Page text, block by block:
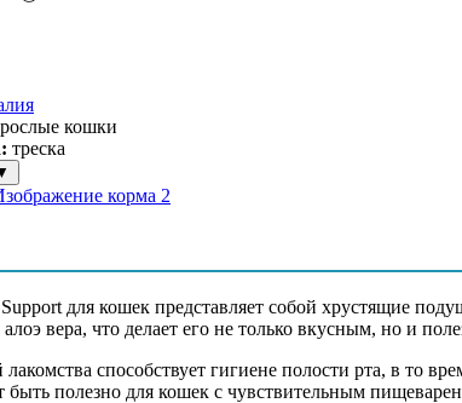
кошки
треска
сушеный лосось, горох, животный жир (куриный
1,5%, сырой жир 20%, сырая зола 7,5%,
для кошек представляет собой хрустящие
вера, что делает его не только вкусным, но и
способствует гигиене полости рта, в то
быть полезно для кошек с чувствительным